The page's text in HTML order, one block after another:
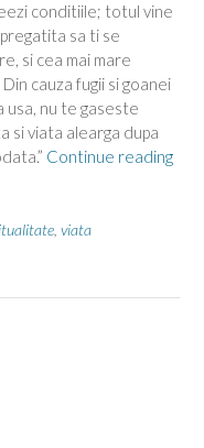
conditiile; totul vine
sa ti se
si cea mai mare
cauza fugii si goanei
usa, nu te gaseste
si viata alearga dupa
Continue reading
viata